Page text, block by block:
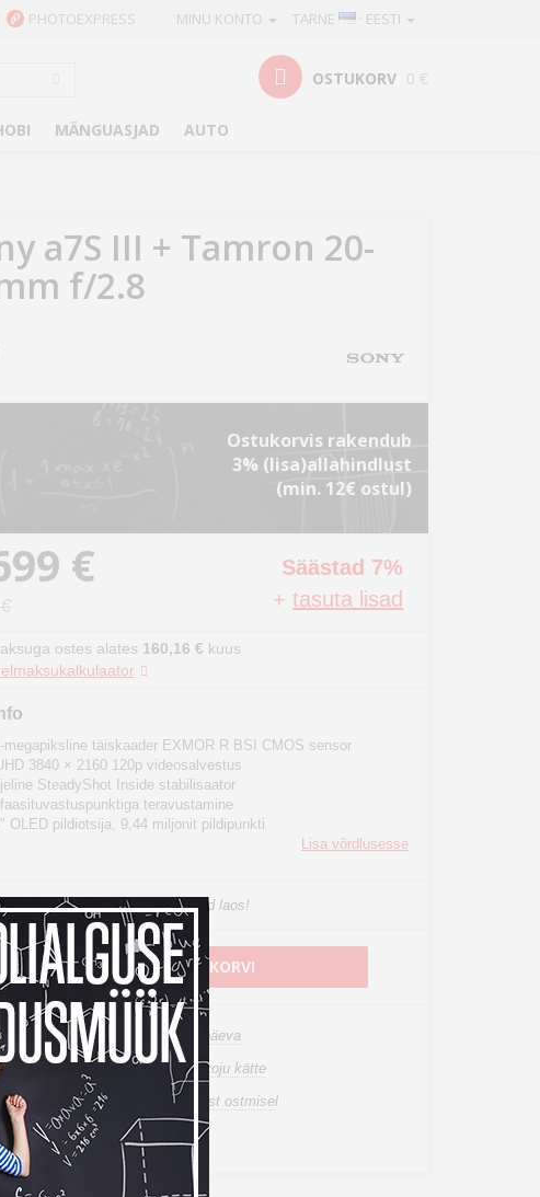
TARNE · EESTI
MINU KONTO
PHOTOEXPRESS
OSTUKORV 0 €
MÄNGUASJAD AUTO
a7S III + Tamron 20-
f/2.8
Ostukorvis rakendub
3% (lisa)allahindlust
(min. 12€ ostul)
€
+ tasuta lisad
Säästad 7%
ostes alates 160,16 € kuus
megapiksline täiskaader EXMOR R BSI CMOS sensor
3840 × 2160 120p videosalvestus
SteadyShot Inside stabilisaator
teravustamine
OLED pildiotsija, 9,44 miljonit pildipunkti
Lisa võrdlusesse
Osta kohe, viimased eksemplarid laos!
LISA OSTUKORVI
Toode on laos, tarneaeg 1-3 tööpäeva
See toode tuuakse sulle tasuta koju kätte
14 päeva tagastusõigus internetist ostmisel
Küsi vahetuspakkumist